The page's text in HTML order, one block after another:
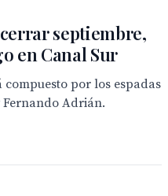
septiembre,
en Canal Sur
por los espadas
Fernando Adrián.